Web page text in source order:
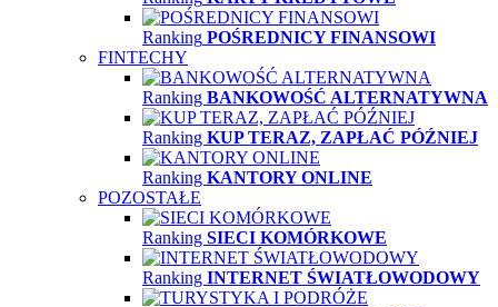
Ranking POŚREDNICY FINANSOWI
FINTECHY
Ranking BANKOWOŚĆ ALTERNATYWNA
Ranking KUP TERAZ, ZAPŁAĆ PÓŹNIEJ
Ranking KANTORY ONLINE
POZOSTAŁE
Ranking SIECI KOMÓRKOWE
Ranking INTERNET ŚWIATŁOWODOWY